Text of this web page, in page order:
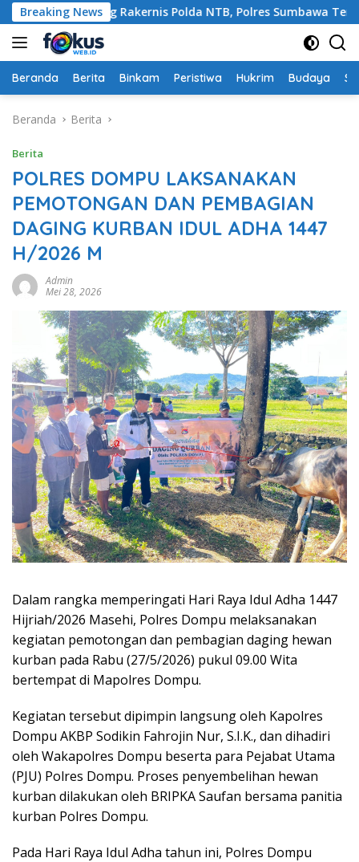
Langsung
ke
konten
Breaking News
di Ajang Rakernis Polda NTB, Polres Sumbawa Terima
Beranda Berita Binkam Peristiwa Hukrim Budaya
Beranda Berita
Berita
POLRES DOMPU LAKSANAKAN
PEMOTONGAN DAN PEMBAGIAN
DAGING KURBAN IDUL ADHA 1447
H/2026 M
Admin
Mei 28, 2026
Dalam rangka memperingati Hari Raya Idul Adha 1447
Hijriah/2026 Masehi, Polres Dompu melaksanakan
kegiatan pemotongan dan pembagian daging hewan
kurban pada Rabu (27/5/2026) pukul 09.00 Wita
bertempat di Mapolres Dompu.
Kegiatan tersebut dipimpin langsung oleh Kapolres
Dompu AKBP Sodikin Fahrojin Nur, S.I.K., dan dihadiri
oleh Wakapolres Dompu beserta para Pejabat Utama
(PJU) Polres Dompu. Proses penyembelihan hewan
kurban dilakukan oleh BRIPKA Saufan bersama panitia
kurban Polres Dompu.
Pada Hari Raya Idul Adha tahun ini, Polres Dompu